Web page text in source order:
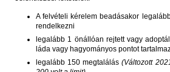
A felvételi kérelem beadásakor
rendelkezni
legalább 1 önállóan rejtett vagy
láda vagy hagyományos pontot
legalább 150 megtalálás(Változott